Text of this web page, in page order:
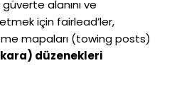
alanını ve
için fairlead’ler,
mapaları (towing posts)
düzenekleri